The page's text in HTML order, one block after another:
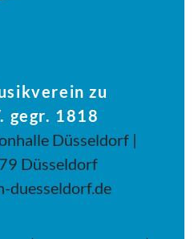
zu
gegr. 1818
Düsseldorf |
Düsseldorf
duesseldorf.de